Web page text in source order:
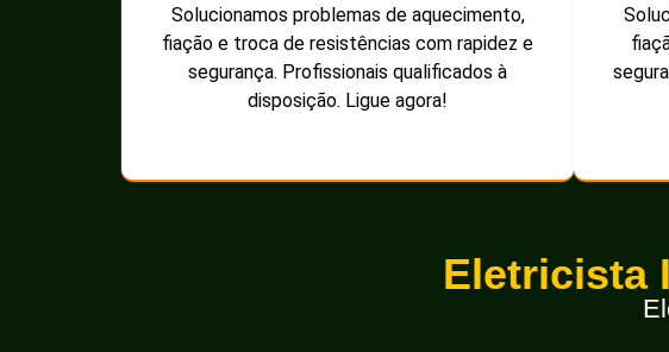
Solucionamos problemas de aquecimento,
fiação e troca de resistências com rapidez e
segurança. Profissionais qualificados à
disposição. Ligue agora!
Eletricista